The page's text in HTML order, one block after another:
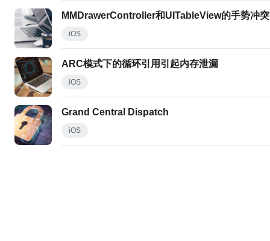
MMDrawerController和UITableView的手势冲突
iOS
ARC模式下的循环引用引起内存泄漏
iOS
Grand Central Dispatch
iOS